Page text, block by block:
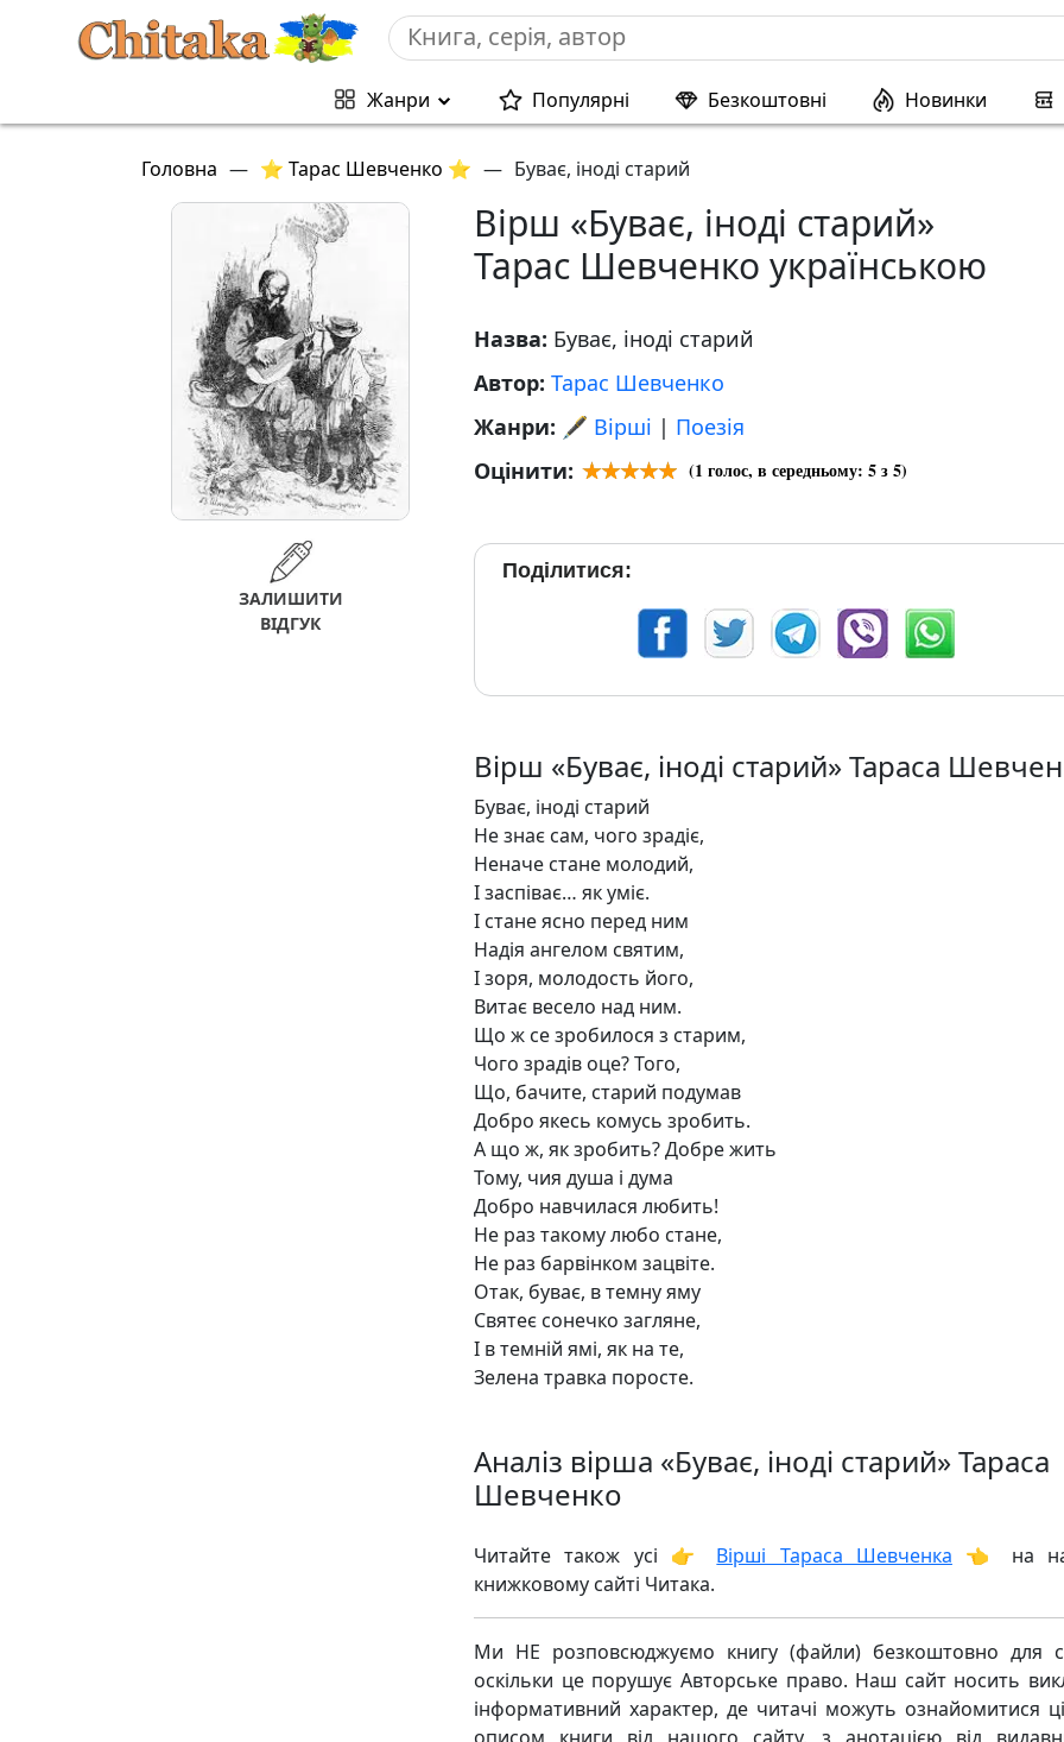
Жанри Популярні Безкоштовні Новинки
Головна — ⭐ Тарас Шевченко ⭐ — Буває, іноді старий
ЗАЛИШИТИ
ВІДГУК
Вірш «Буває, іноді старий»
Тарас Шевченко українською
Назва: Буває, іноді старий
Автор: Тарас Шевченко
Жанри: 🖋️ Вірші | Поезія
Оцінити:
(1 голос, в середньому: 5з 5)
Поділитися:
Вірш «Буває, іноді старий» Тараса
Буває, іноді старий
Не знає сам, чого зрадіє,
Неначе стане молодий,
І заспіває… як уміє.
І стане ясно перед ним
Надія ангелом святим,
І зоря, молодость його,
Витає весело над ним.
Що ж се зробилося з старим,
Чого зрадів оце? Того,
Що, бачите, старий подумав
Добро якесь комусь зробить.
А що ж, як зробить? Добре жить
Тому, чия душа і дума
Добро навчилася любить!
Не раз такому любо стане,
Не раз барвінком зацвіте.
Отак, буває, в темну яму
Святеє сонечко загляне,
І в темній ямі, як на те,
Зелена травка поросте.
Аналіз вірша «Буває, іноді старий» Тараса
Шевченко
Читайте також усі 👉 Вірші Тараса Шевченка 👈 на
книжковому сайті Читака.
Ми НЕ розповсюджуємо книгу (файли) безкоштовно для
оскільки це порушує Авторське право. Наш сайт носить
інформативний характер, де читачі можуть ознайомитися